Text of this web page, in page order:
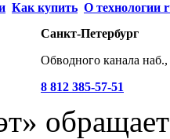
Как купить О технологии
Санкт-Петербург
Обводного канала
8 812 385-57-51